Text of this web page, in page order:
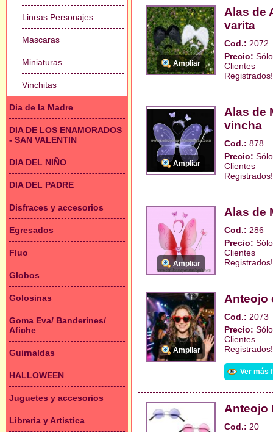
Lineas Personajes
Mascaras
Miniaturas
Vinchitas
Dia de la Madre
DIA DE LOS ENAMORADOS
- SAN VALENTIN
DIA DEL NIÑO
DIA DEL PADRE
Disfraces y accesorios
Egresados
Fluo
Globos
Golosinas
Goma Eva/ Banderines/
Afiche
Guirnaldas
HALLOWEEN
Juguetes y accesorios
Libreria y Artistica
Ampliar
Alas de
varita
Cod.: 2072
Precio:
Clientes
Registrados!
Ampliar
Alas de
vincha
Cod.: 878
Precio:
Clientes
Registrados!
Ampliar
Alas de
Cod.: 286
Precio:
Clientes
Registrados!
Ampliar
Anteojo
Cod.: 2073
Precio:
Clientes
Registrados!
Ver más
Anteojo
Cod.: 20